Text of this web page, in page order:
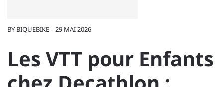
BY BIQUEBIKE 29 MAI 2026
Les VTT pour Enfants